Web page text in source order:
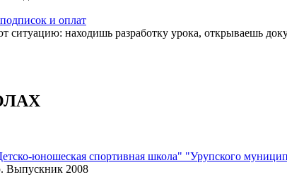
и оплат
ситуацию: находишь разработку урока, открываешь
юношеская спортивная школа" "Урупского
Выпускник 2008